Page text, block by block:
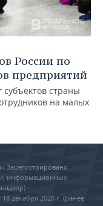
России по
предприятий
субъектов страны
на малых
Зарегистрировано
информационных
–
декабря 2020 г. (ранее